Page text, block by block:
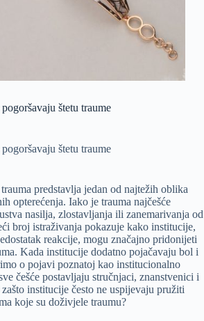
štetu traume
štetu traume
predstavlja jedan od najtežih oblika
opterećenja. Iako je trauma najčešće
nasilja, zlostavljanja ili zanemarivanja od
broj istraživanja pokazuje kako institucije,
reakcije, mogu značajno pridonijeti
Kada institucije dodatno pojačavaju bol i
o pojavi poznatoj kao institucionalno
češće postavljaju stručnjaci, znanstvenici i
institucije često ne uspijevaju pružiti
koje su doživjele traumu?